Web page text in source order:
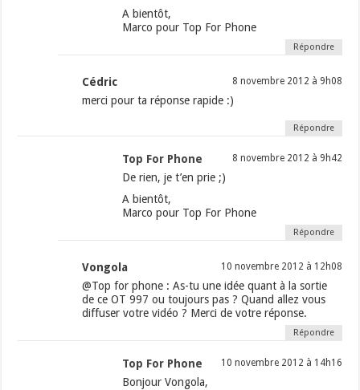
A bientôt,
Marco pour Top For Phone
Répondre
Cédric 8 novembre 2012 à 9h08
merci pour ta réponse rapide :)
Répondre
Top For Phone 8 novembre 2012 à 9h42
De rien, je t’en prie ;)
A bientôt,
Marco pour Top For Phone
Répondre
Vongola 10 novembre 2012 à 12h08
@Top for phone : As-tu une idée quant à la sortie
de ce OT 997 ou toujours pas ? Quand allez vous
diffuser votre vidéo ? Merci de votre réponse.
Répondre
Top For Phone 10 novembre 2012 à 14h16
Bonjour Vongola,